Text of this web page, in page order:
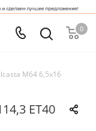
0
M64 6,5x16
ET40